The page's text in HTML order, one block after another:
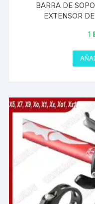
BARRA DE
EXTENSOR
1